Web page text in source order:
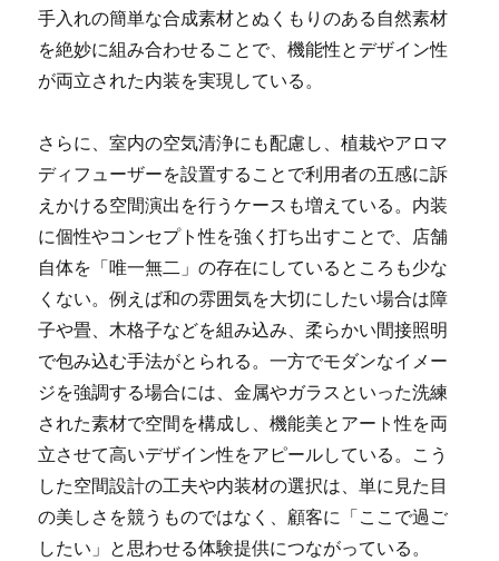
手入れの簡単な合成素材とぬくもりのある自然素材
を絶妙に組み合わせることで、機能性とデザイン性
が両立された内装を実現している。
さらに、室内の空気清浄にも配慮し、植栽やアロマ
ディフューザーを設置することで利用者の五感に訴
えかける空間演出を行うケースも増えている。内装
に個性やコンセプト性を強く打ち出すことで、店舗
自体を「唯一無二」の存在にしているところも少な
くない。例えば和の雰囲気を大切にしたい場合は障
子や畳、木格子などを組み込み、柔らかい間接照明
で包み込む手法がとられる。一方でモダンなイメー
ジを強調する場合には、金属やガラスといった洗練
された素材で空間を構成し、機能美とアート性を両
立させて高いデザイン性をアピールしている。こう
した空間設計の工夫や内装材の選択は、単に見た目
の美しさを競うものではなく、顧客に「ここで過ご
したい」と思わせる体験提供につながっている。